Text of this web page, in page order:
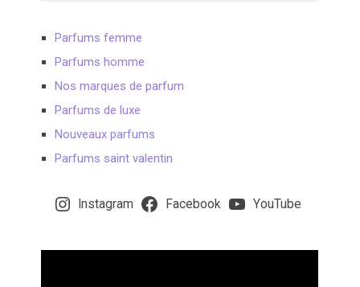
Parfums femme
Parfums homme
Nos marques de parfum
Parfums de luxe
Nouveaux parfums
Parfums saint valentin
Instagram Facebook YouTube